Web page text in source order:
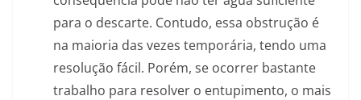
para o descarte. Contudo, essa obstrução é
na maioria das vezes temporária, tendo uma
resolução fácil. Porém, se ocorrer bastante
trabalho para resolver o entupimento, o mais